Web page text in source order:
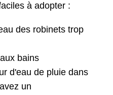
à adopter :
des robinets trop
bains
d'eau de pluie dans
un